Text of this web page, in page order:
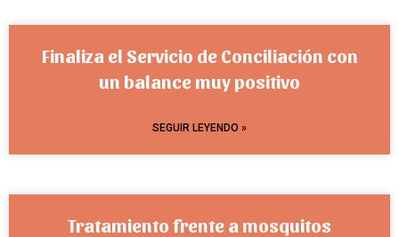
Finaliza el Servicio de Conciliación con
un balance muy positivo
SEGUIR LEYENDO »
Tratamiento frente a mosquitos